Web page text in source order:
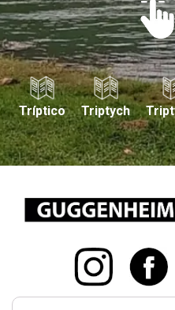
Tríptico Triptych